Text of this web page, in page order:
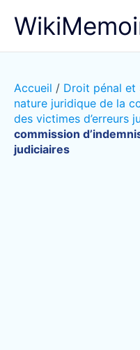
Accueil / Droit pénal et
nature juridique de la
des victimes d’erreurs
commission
judiciaires